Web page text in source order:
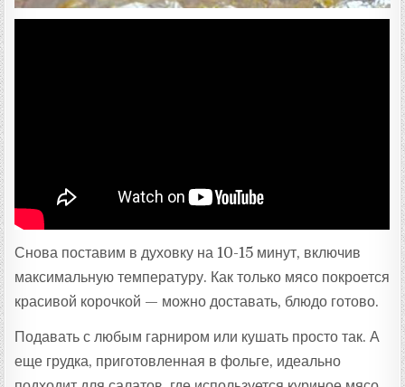
Снова поставим в духовку на 10-15 минут, включив
максимальную температуру. Как только мясо покроется
красивой корочкой — можно доставать, блюдо готово.
Подавать с любым гарниром или кушать просто так. А
еще грудка, приготовленная в фольге, идеально